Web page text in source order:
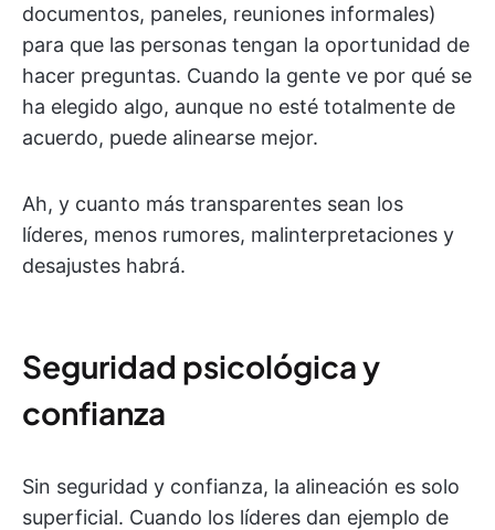
documentos, paneles, reuniones informales)
para que las personas tengan la oportunidad de
hacer preguntas. Cuando la gente ve por qué se
ha elegido algo, aunque no esté totalmente de
acuerdo, puede alinearse mejor.
Ah, y cuanto más transparentes sean los
líderes, menos rumores, malinterpretaciones y
desajustes habrá.
Seguridad psicológica y
confianza
Sin seguridad y confianza, la alineación es solo
superficial. Cuando los líderes dan ejemplo de